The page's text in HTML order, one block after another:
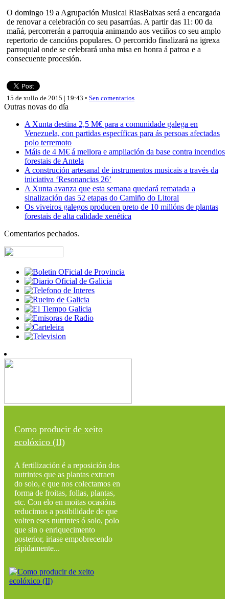
O domingo 19 a Agrupación Musical RiasBaixas será a encargada
de renovar a celebración co seu pasarrúas. A partir das 11: 00 da
mañá, percorrerán a parroquia animando aos veciños co seu amplo
repertorio de cancións populares. O percorrido finalizará na igrexa
parroquial onde se celebrará unha misa en honra á patroa e a
consecuente procesión.
15 de xullo de 2015 | 19:43 • Sen comentarios
Outras novas do día
A Xunta destina 2,5 M€ para a comunidade galega en
Venezuela, con partidas específicas para ás persoas afectadas
polo terremoto
Máis de 4 M€ á mellora e ampliación da base contra incendios
forestais de Antela
A construción artesanal de instrumentos musicais a través da
iniciativa ‘Resonancias 26’
A Xunta avanza que esta semana quedará rematada a
sinalización das 52 etapas do Camiño do Litoral
Os viveiros galegos producen preto de 10 millóns de plantas
forestais de alta calidade xenética
Comentarios pechados.
Como producir de xeito
ecolóxico (II)
A fertilización é a reposición dos
nutrintes que as plantas extraen
do solo, e que nos colectamos en
forma de froitas, follas, plantas,
etc. Con elo en moitas ocasións
reducimos a posibilidade de que
volten eses nutrintes ó solo, polo
que sin o enriquecimento
posterior, iriase empobrecendo
rápidamente...